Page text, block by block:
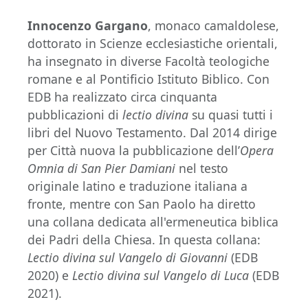
Innocenzo Gargano, monaco camaldolese,
dottorato in Scienze ecclesiastiche orientali,
ha insegnato in diverse Facoltà teologiche
romane e al Pontificio Istituto Biblico. Con
EDB ha realizzato circa cinquanta
pubblicazioni di lectio divina su quasi tutti i
libri del Nuovo Testamento. Dal 2014 dirige
per Città nuova la pubblicazione dell’Opera
Omnia di San Pier Damiani nel testo
originale latino e traduzione italiana a
fronte, mentre con San Paolo ha diretto
una collana dedicata all'ermeneutica biblica
dei Padri della Chiesa. In questa collana:
Lectio divina sul Vangelo di Giovanni (EDB
2020) e Lectio divina sul Vangelo di Luca (EDB
2021).